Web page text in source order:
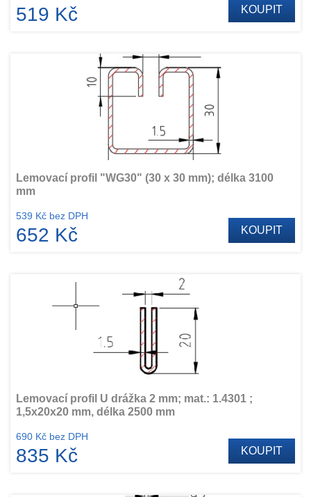
519 Kč KOUPIT
Lemovací profil "WG30" (30 x 30 mm); délka 3100
mm
539 Kč bez DPH
652 Kč KOUPIT
Lemovací profil U drážka 2 mm; mat.: 1.4301 ;
1,5x20x20 mm, délka 2500 mm
690 Kč bez DPH
835 Kč KOUPIT